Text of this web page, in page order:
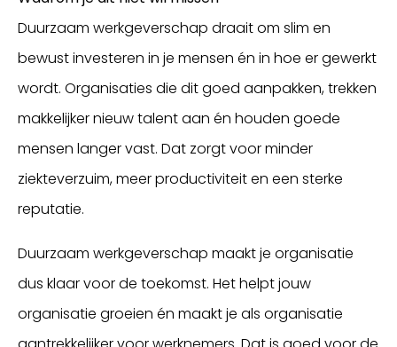
Duurzaam werkgeverschap draait om slim en
bewust investeren in je mensen én in hoe er gewerkt
wordt. Organisaties die dit goed aanpakken, trekken
makkelijker nieuw talent aan én houden goede
mensen langer vast. Dat zorgt voor minder
ziekteverzuim, meer productiviteit en een sterke
reputatie.
Duurzaam werkgeverschap maakt je organisatie
dus klaar voor de toekomst. Het helpt jouw
organisatie groeien én maakt je als organisatie